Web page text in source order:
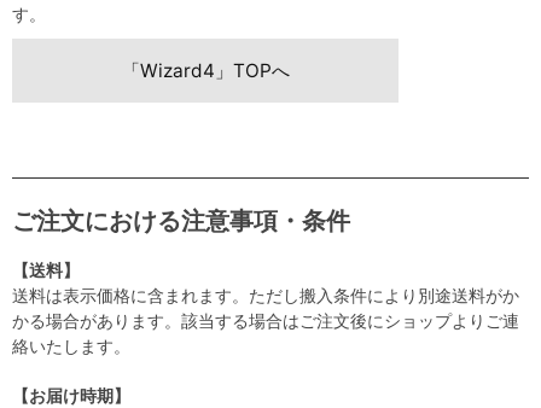
す。
「Wizard4」TOPへ
ご注文における注意事項・条件
【送料】
送料は表示価格に含まれます。ただし搬入条件により別途送料がか
かる場合があります。該当する場合はご注文後にショップよりご連
絡いたします。
【お届け時期】